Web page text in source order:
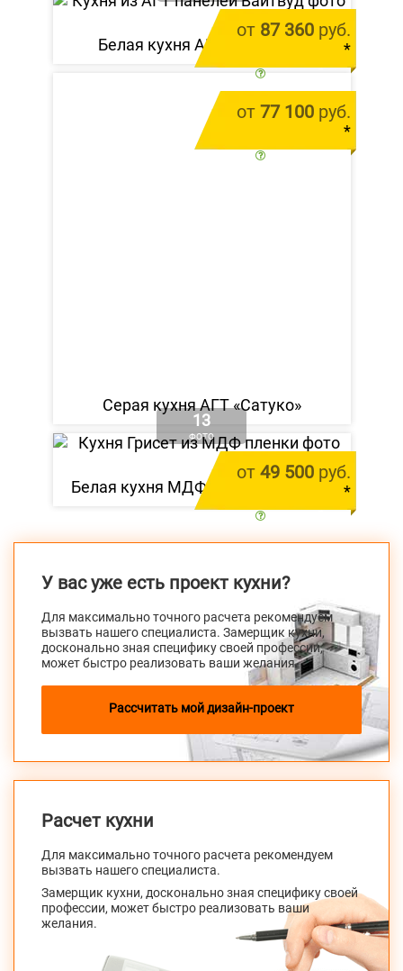
от 87 360руб.
*
Белая кухня АГТ «Вайтвуд»
от 77 100руб.
*
Серая кухня АГТ «Сатуко»
13
ФОТО
от 49 500руб.
*
Белая кухня МДФ пленка «Грисет»
У вас уже есть проект кухни?
Для максимально точного расчета рекомендуем
вызвать нашего специалиста. Замерщик кухни,
досконально зная специфику своей профессии,
может быстро реализовать ваши желания.
Рассчитать мой дизайн-проект
Расчет кухни
Для максимально точного расчета рекомендуем
вызвать нашего специалиста.
Замерщик кухни, досконально зная специфику своей
профессии, может быстро реализовать ваши
желания.